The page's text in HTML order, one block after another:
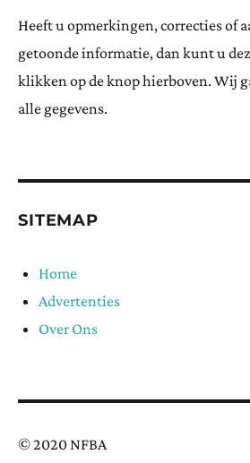
Heeft u opmerkingen, correcties of
getoonde informatie, dan kunt u
klikken op de knop hierboven. Wij
alle gegevens.
SITEMAP
Home
Advertenties
Over Ons
© 2020 NFBA